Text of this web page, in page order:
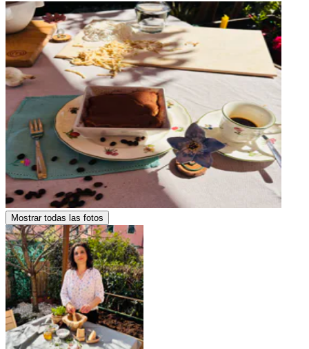
Mostrar todas las fotos